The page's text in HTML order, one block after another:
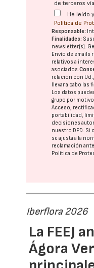
de terceros
He leído
Política de
Responsable:
Finalidades:
newsletter(s).
Envío de emails
relativos a
asociados.
relación con
llevar a cabo
Los datos
grupo por
Acceso,
portabilidad,
decisiones
nuestro DPD. Si
se ajusta a la
reclamación
Política de
Iberflora 2026
La FEEJ
Ágora